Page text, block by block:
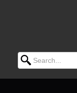
Search for: